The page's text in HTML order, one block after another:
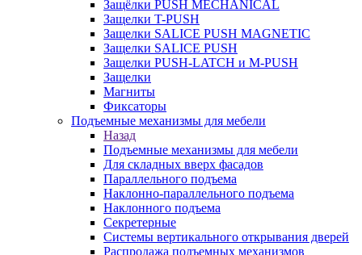
Защёлки PUSH MECHANICAL
Защелки T-PUSH
Защелки SALICE PUSH MAGNETIC
Защелки SALICE PUSH
Защелки PUSH-LATCH и M-PUSH
Защелки
Магниты
Фиксаторы
Подъемные механизмы для мебели
Назад
Подъемные механизмы для мебели
Для складных вверх фасадов
Параллельного подъема
Наклонно-параллельного подъема
Наклонного подъема
Секретерные
Системы вертикального открывания дверей
Распродажа подъемных механизмов